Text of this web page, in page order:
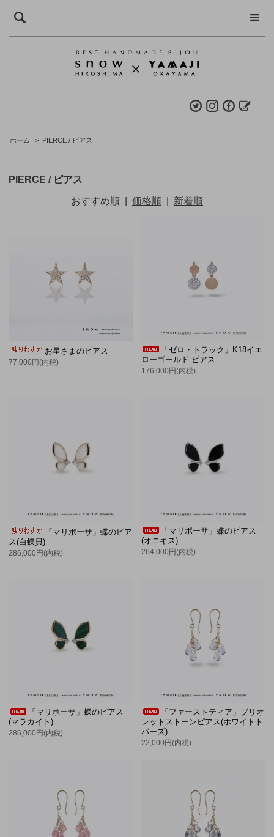
ホーム > PIERCE / ピアス
PIERCE / ピアス
おすすめ順 価格順 新着順
お星さまのピアス
77,000円(内税)
「ゼロ・トラック」K18イエ
ローゴールド ピアス
176,000円(内税)
「マリポーサ」蝶のピア
ス(白蝶貝)
286,000円(内税)
「マリポーサ」蝶のピアス
(オニキス)
264,000円(内税)
「マリポーサ」蝶のピアス
(マラカイト)
286,000円(内税)
「ファーストティア」ブリオ
レットストーンピアス(ホワイトト
パーズ)
22,000円(内税)